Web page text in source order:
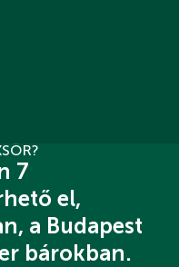
7
el,
a Budapest
bárokban.